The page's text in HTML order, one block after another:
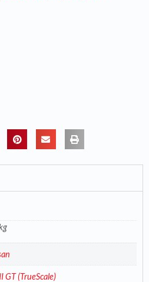
GT (TrueScale)